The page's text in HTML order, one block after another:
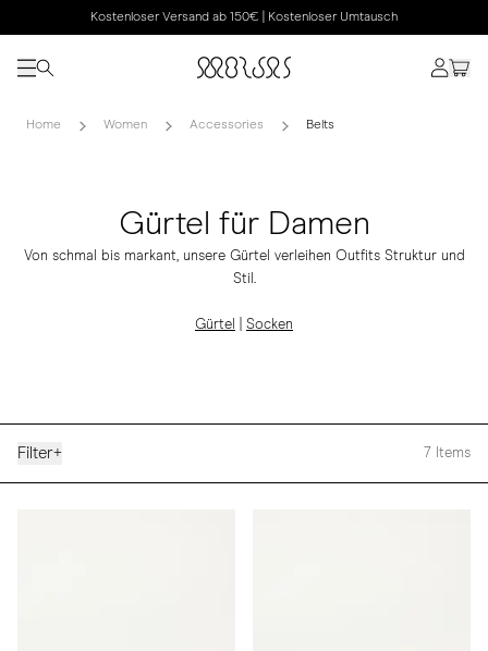
Kostenloser Versand ab 150€ | Kostenloser Umtausch
Home Women Accessories Belts
Gürtel für Damen
Von schmal bis markant, unsere Gürtel verleihen Outfits Struktur und
Stil.
Gürtel Socken
Filter+ 7 Items